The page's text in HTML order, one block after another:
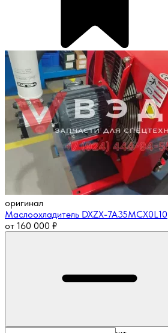
оригинал
Маслоохладитель DXZX-7A35MCX0L10
от 160 000 ₽